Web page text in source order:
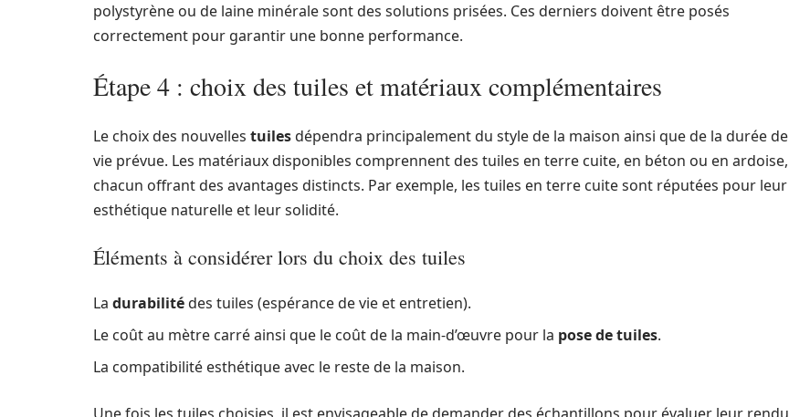
polystyrène ou de laine minérale sont des solutions prisées. Ces derniers doivent être posés
correctement pour garantir une bonne performance.
Étape 4 : choix des tuiles et matériaux complémentaires
Le choix des nouvelles tuilesdépendra principalement du style de la maison ainsi que de la durée de
vie prévue. Les matériaux disponibles comprennent des tuiles en terre cuite, en béton ou en ardoise,
chacun offrant des avantages distincts. Par exemple, les tuiles en terre cuite sont réputées pour leur
esthétique naturelle et leur solidité.
Éléments à considérer lors du choix des tuiles
La durabilitédes tuiles (espérance de vie et entretien).
Le coût au mètre carré ainsi que le coût de la main-d’œuvre pour la pose de tuiles.
La compatibilité esthétique avec le reste de la maison.